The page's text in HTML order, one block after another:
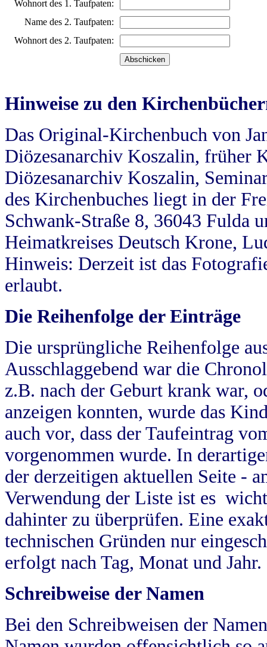
Wohnort des 1. Taufpaten:
Name des 2. Taufpaten:
Wohnort des 2. Taufpaten:
Hinweise zu den
Das Original-Kirchenbuch von
Diözesanarchiv Koszalin, früher
Diözesanarchiv Koszalin,
des Kirchenbuches liegt in der
Schwank-Straße 8, 36043 Fulda
Heimatkreises Deutsch Krone,
Hinweis: Derzeit ist das
erlaubt.
Die Reihenfolge der Einträge
Die ursprüngliche Reihenfolge
Ausschlaggebend war die
z.B. nach der Geburt krank war,
anzeigen konnten, wurde das
auch vor, dass der Taufeintrag
vorgenommen wurde. In
der derzeitigen aktuellen Seite -
Verwendung der Liste ist es
dahinter zu überprüfen. Eine
technischen Gründen nur
erfolgt nach Tag, Monat und Jahr.
Schreibweise der Namen
Bei den Schreibweisen der